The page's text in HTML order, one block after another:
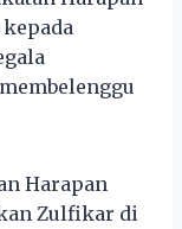
Harapan
Zulfikar di